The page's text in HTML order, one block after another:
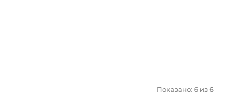
Показано: 6 из 6